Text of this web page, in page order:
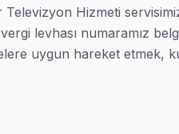
öne çıkıyor:Hizmeti
levhası numaramız
uygun hareket etmek,